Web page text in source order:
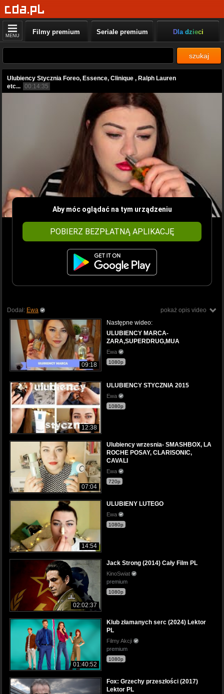
MENU Filmy premium Seriale premium Dla dzieci
szukaj
Ulubiency Stycznia Foreo, Essence, Clinique , Ralph Lauren
etc... 00:14:35
Aby móc oglądać na tym urządzeniu
POBIERZ BEZPŁATNĄ APLIKACJĘ
pokaż opis video
Dodał: Ewa
09:18
Następne wideo:
ULUBIENCY MARCA-
ZARA,SUPERDRUG,MUA
Ewa
1080p
12:38
ULUBIENCY STYCZNIA 2015
Ewa
1080p
07:04
Ulubiency wrzesnia- SMASHBOX, LA
ROCHE POSAY, CLARISONIC,
CAVALI
Ewa
720p
14:54
ULUBIENY LUTEGO
Ewa
1080p
02:02:37
Jack Strong (2014) Cały Film PL
KinoSwiat
premium
1080p
01:40:52
Klub złamanych serc (2024) Lektor
PL
Filmy Akcji
premium
1080p
Fox: Grzechy przeszłości (2017)
Lektor PL